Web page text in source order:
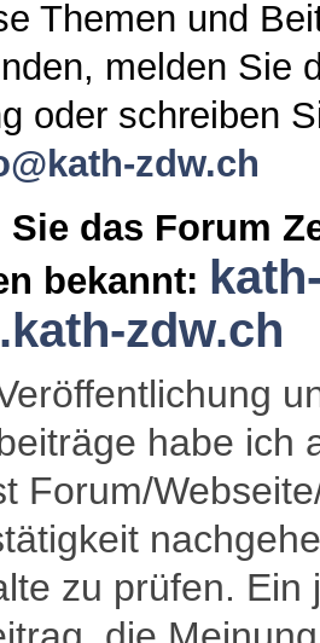
Themen und
melden Sie
oder schreiben
zdw.ch
Sie das Forum
bekannt:
zdw.ch
habe ich
Forum/
zu prüfen.